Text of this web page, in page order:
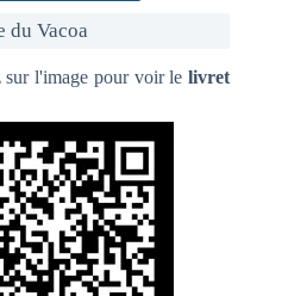
du Vacoa
sur l'image pour voir lelivret